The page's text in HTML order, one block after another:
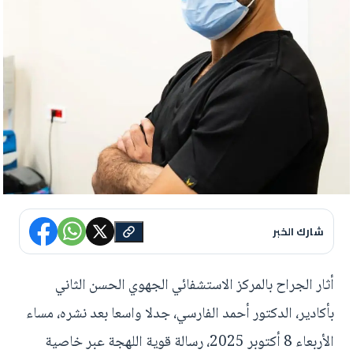
شارك الخبر
أثار الجراح بالمركز الاستشفائي الجهوي الحسن الثاني
بأكادير، الدكتور أحمد الفارسي، جدلا واسعا بعد نشره، مساء
الأربعاء 8 أكتوبر 2025، رسالة قوية اللهجة عبر خاصية